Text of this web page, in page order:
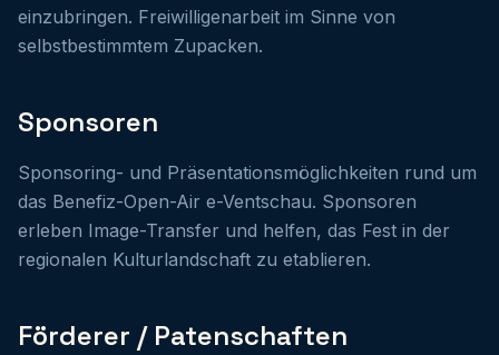
einzubringen. Freiwilligenarbeit im Sinne von
selbstbestimmtem Zupacken.
Sponsoren
Sponsoring- und Präsentationsmöglichkeiten rund um
das Benefiz-Open-Air e-Ventschau. Sponsoren
erleben Image-Transfer und helfen, das Fest in der
regionalen Kulturlandschaft zu etablieren.
Förderer / Patenschaften